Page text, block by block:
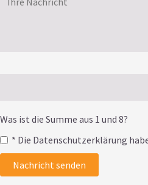
Was ist die Summe aus 1 und 8?
* Die Datenschutzerklärung
Nachricht senden